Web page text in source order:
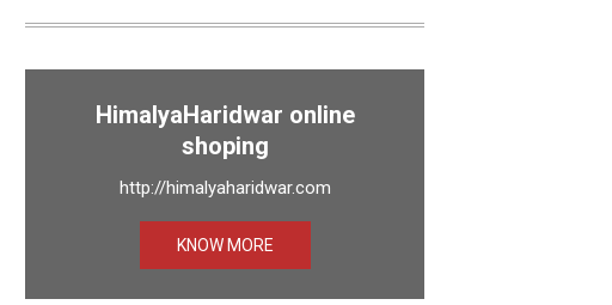
HimalyaHaridwar online
shoping
http://himalyaharidwar.com
KNOW MORE